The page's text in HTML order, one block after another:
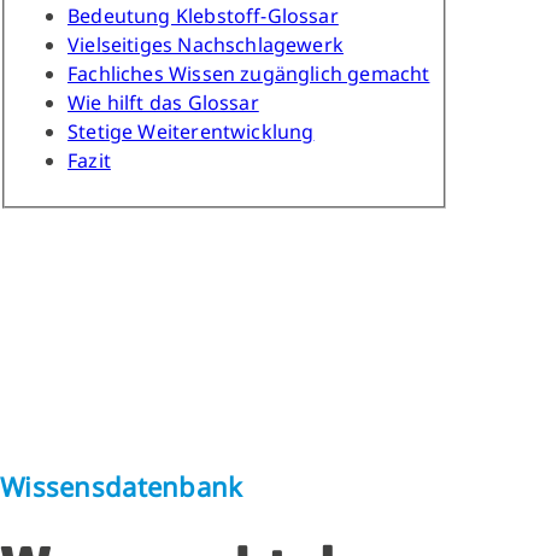
Bedeutung Klebstoff-Glossar
Vielseitiges Nachschlagewerk
Fachliches Wissen zugänglich gemacht
Wie hilft das Glossar
Stetige Weiterentwicklung
Fazit
Wissensdatenbank